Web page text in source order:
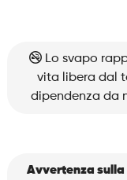
Lo svapo
vita libera dal
dipendenza da
Avvertenza sulla